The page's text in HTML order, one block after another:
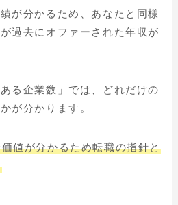
が分かるため、あなたと同様
過去にオファーされた年収が
る企業数」では、どれだけの
が分かります。
値が分かるため転職の指針と